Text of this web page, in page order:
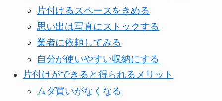
片付けるスペースをきめる
思い出は写真にストックする
業者に依頼してみる
自分が使いやすい収納にする
片付けができると得られるメリット
ムダ買いがなくなる